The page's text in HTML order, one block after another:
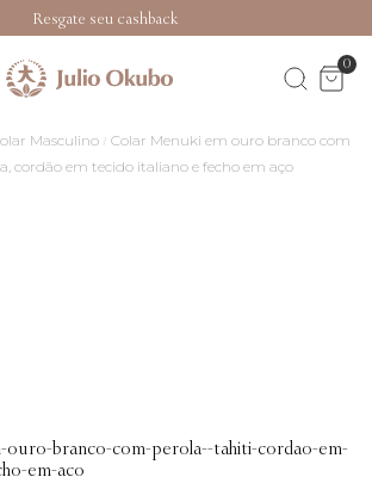
Resgate seu cashback
0
Masculino
Colar Menuki em ouro branco com
cordão em tecido italiano e fecho em aço